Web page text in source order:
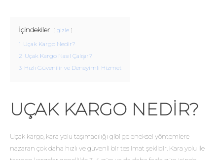
İçindekiler gizle
1 Uçak Kargo Nedir?
2 Uçak Kargo Nasıl Çalışır?
3 Hızlı Güvenilir ve Deneyimli Hizmet
UÇAK KARGO NEDIR?
Uçak kargo, kara yolu taşımacılığı gibi geleneksel yöntemlere
nazaran çok daha hızlı ve güvenli bir teslimat şeklidir. Kara yolu ile